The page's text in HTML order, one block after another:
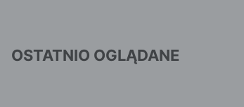
OSTATNIO OGLĄDANE